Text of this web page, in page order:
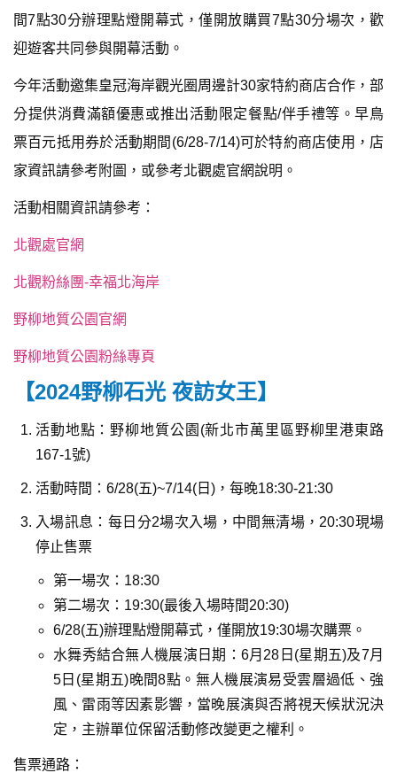
間7點30分辦理點燈開幕式，僅開放購買7點30分場次，歡
迎遊客共同參與開幕活動。
今年活動邀集皇冠海岸觀光圈周邊計30家特約商店合作，部
分提供消費滿額優惠或推出活動限定餐點/伴手禮等。早鳥
票百元抵用券於活動期間(6/28-7/14)可於特約商店使用，店
家資訊請參考附圖，或參考北觀處官網說明。
活動相關資訊請參考：
北觀處官網
北觀粉絲團-幸福北海岸
野柳地質公園官網
野柳地質公園粉絲專頁
【2024野柳石光 夜訪女王】
活動地點：野柳地質公園(新北市萬里區野柳里港東路
167-1號)
活動時間：6/28(五)~7/14(日)，每晚18:30-21:30
入場訊息：每日分2場次入場，中間無清場，20:30現場
停止售票
第一場次：18:30
第二場次：19:30(最後入場時間20:30)
6/28(五)辦理點燈開幕式，僅開放19:30場次購票。
水舞秀結合無人機展演日期：6月28日(星期五)及7月
5日(星期五)晚間8點。無人機展演易受雲層過低、強
風、雷雨等因素影響，當晚展演與否將視天候狀況決
定，主辦單位保留活動修改變更之權利。
售票通路：